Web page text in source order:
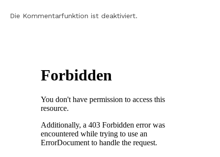
Die Kommentarfunktion ist deaktiviert.